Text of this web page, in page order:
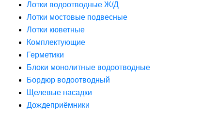
Лотки водоотводные Ж/Д
Лотки мостовые подвесные
Лотки кюветные
Комплектующие
Герметики
Блоки монолитные водоотводные
Бордюр водоотводный
Щелевые насадки
Дождеприёмники